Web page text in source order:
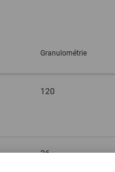
Granulométrie
120
36